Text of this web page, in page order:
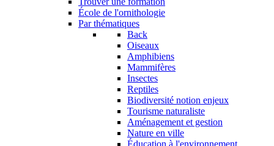
École de l'ornithologie
Par thématiques
Back
Oiseaux
Amphibiens
Mammifères
Insectes
Reptiles
Biodiversité notion enjeux
Tourisme naturaliste
Aménagement et gestion
Nature en ville
Éducation à l'environnement